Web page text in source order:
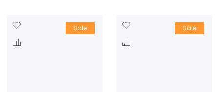
Sale Sale